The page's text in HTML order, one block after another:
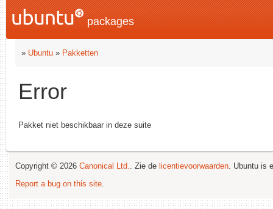
packages
» Ubuntu » Pakketten
Error
Pakket niet beschikbaar in deze suite
Copyright © 2026 Canonical Ltd.. Zie de licentievoorwaarden. Ubuntu is
Report a bug on this site.